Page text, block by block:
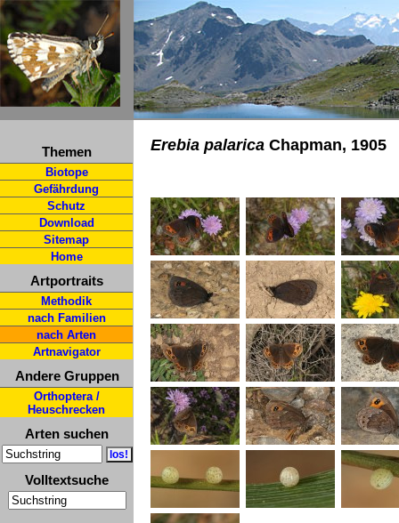
Themen
Biotope
Gefährdung
Schutz
Download
Sitemap
Home
Artportraits
Methodik
nach Familien
nach Arten
Artnavigator
Andere Gruppen
Orthoptera /
Heuschrecken
Arten suchen
Volltextsuche
Erebia palarica Chapman, 1905